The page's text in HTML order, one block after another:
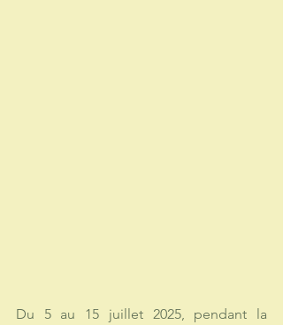
Du 5 au 15 juillet 2025, pendant la